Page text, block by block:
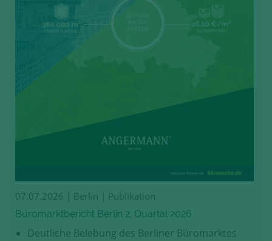
07.07.2026 | Berlin | Publikation
Büromarktbericht Berlin 2. Quartal 2026
Deutliche Belebung des Berliner Büromarktes